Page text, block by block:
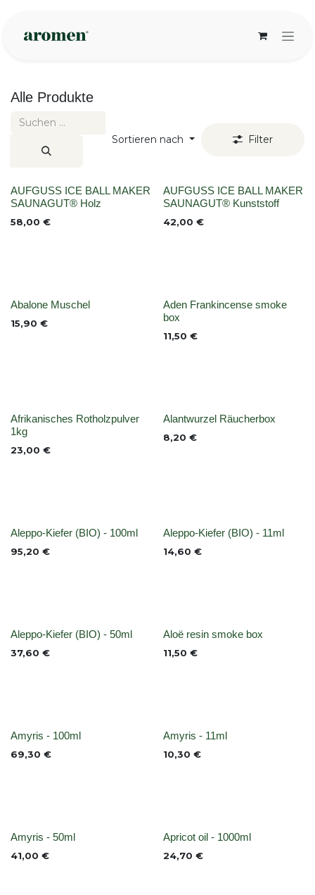
Alle Produkte
Sortieren nach Filter
None
AUFGUSS ICE BALL MAKER
SAUNAGUT® Holz
58,00 €
None
AUFGUSS ICE BALL MAKER
SAUNAGUT® Kunststoff
42,00 €
None
Abalone Muschel
15,90 € None
Aden Frankincense smoke
box
11,50 €
Nicht vorrättig
Afrikanisches Rotholzpulver
1kg
23,00 €
None
Alantwurzel Räucherbox
8,20 €
None
Aleppo-Kiefer (BIO) - 100ml
95,20 € None
Aleppo-Kiefer (BIO) - 11ml
14,60 €
None
Aleppo-Kiefer (BIO) - 50ml
37,60 € None
Aloë resin smoke box
11,50 €
None
Amyris - 100ml
69,30 € None
Amyris - 11ml
10,30 €
None
Amyris - 50ml
41,00 € None
Apricot oil - 1000ml
24,70 €